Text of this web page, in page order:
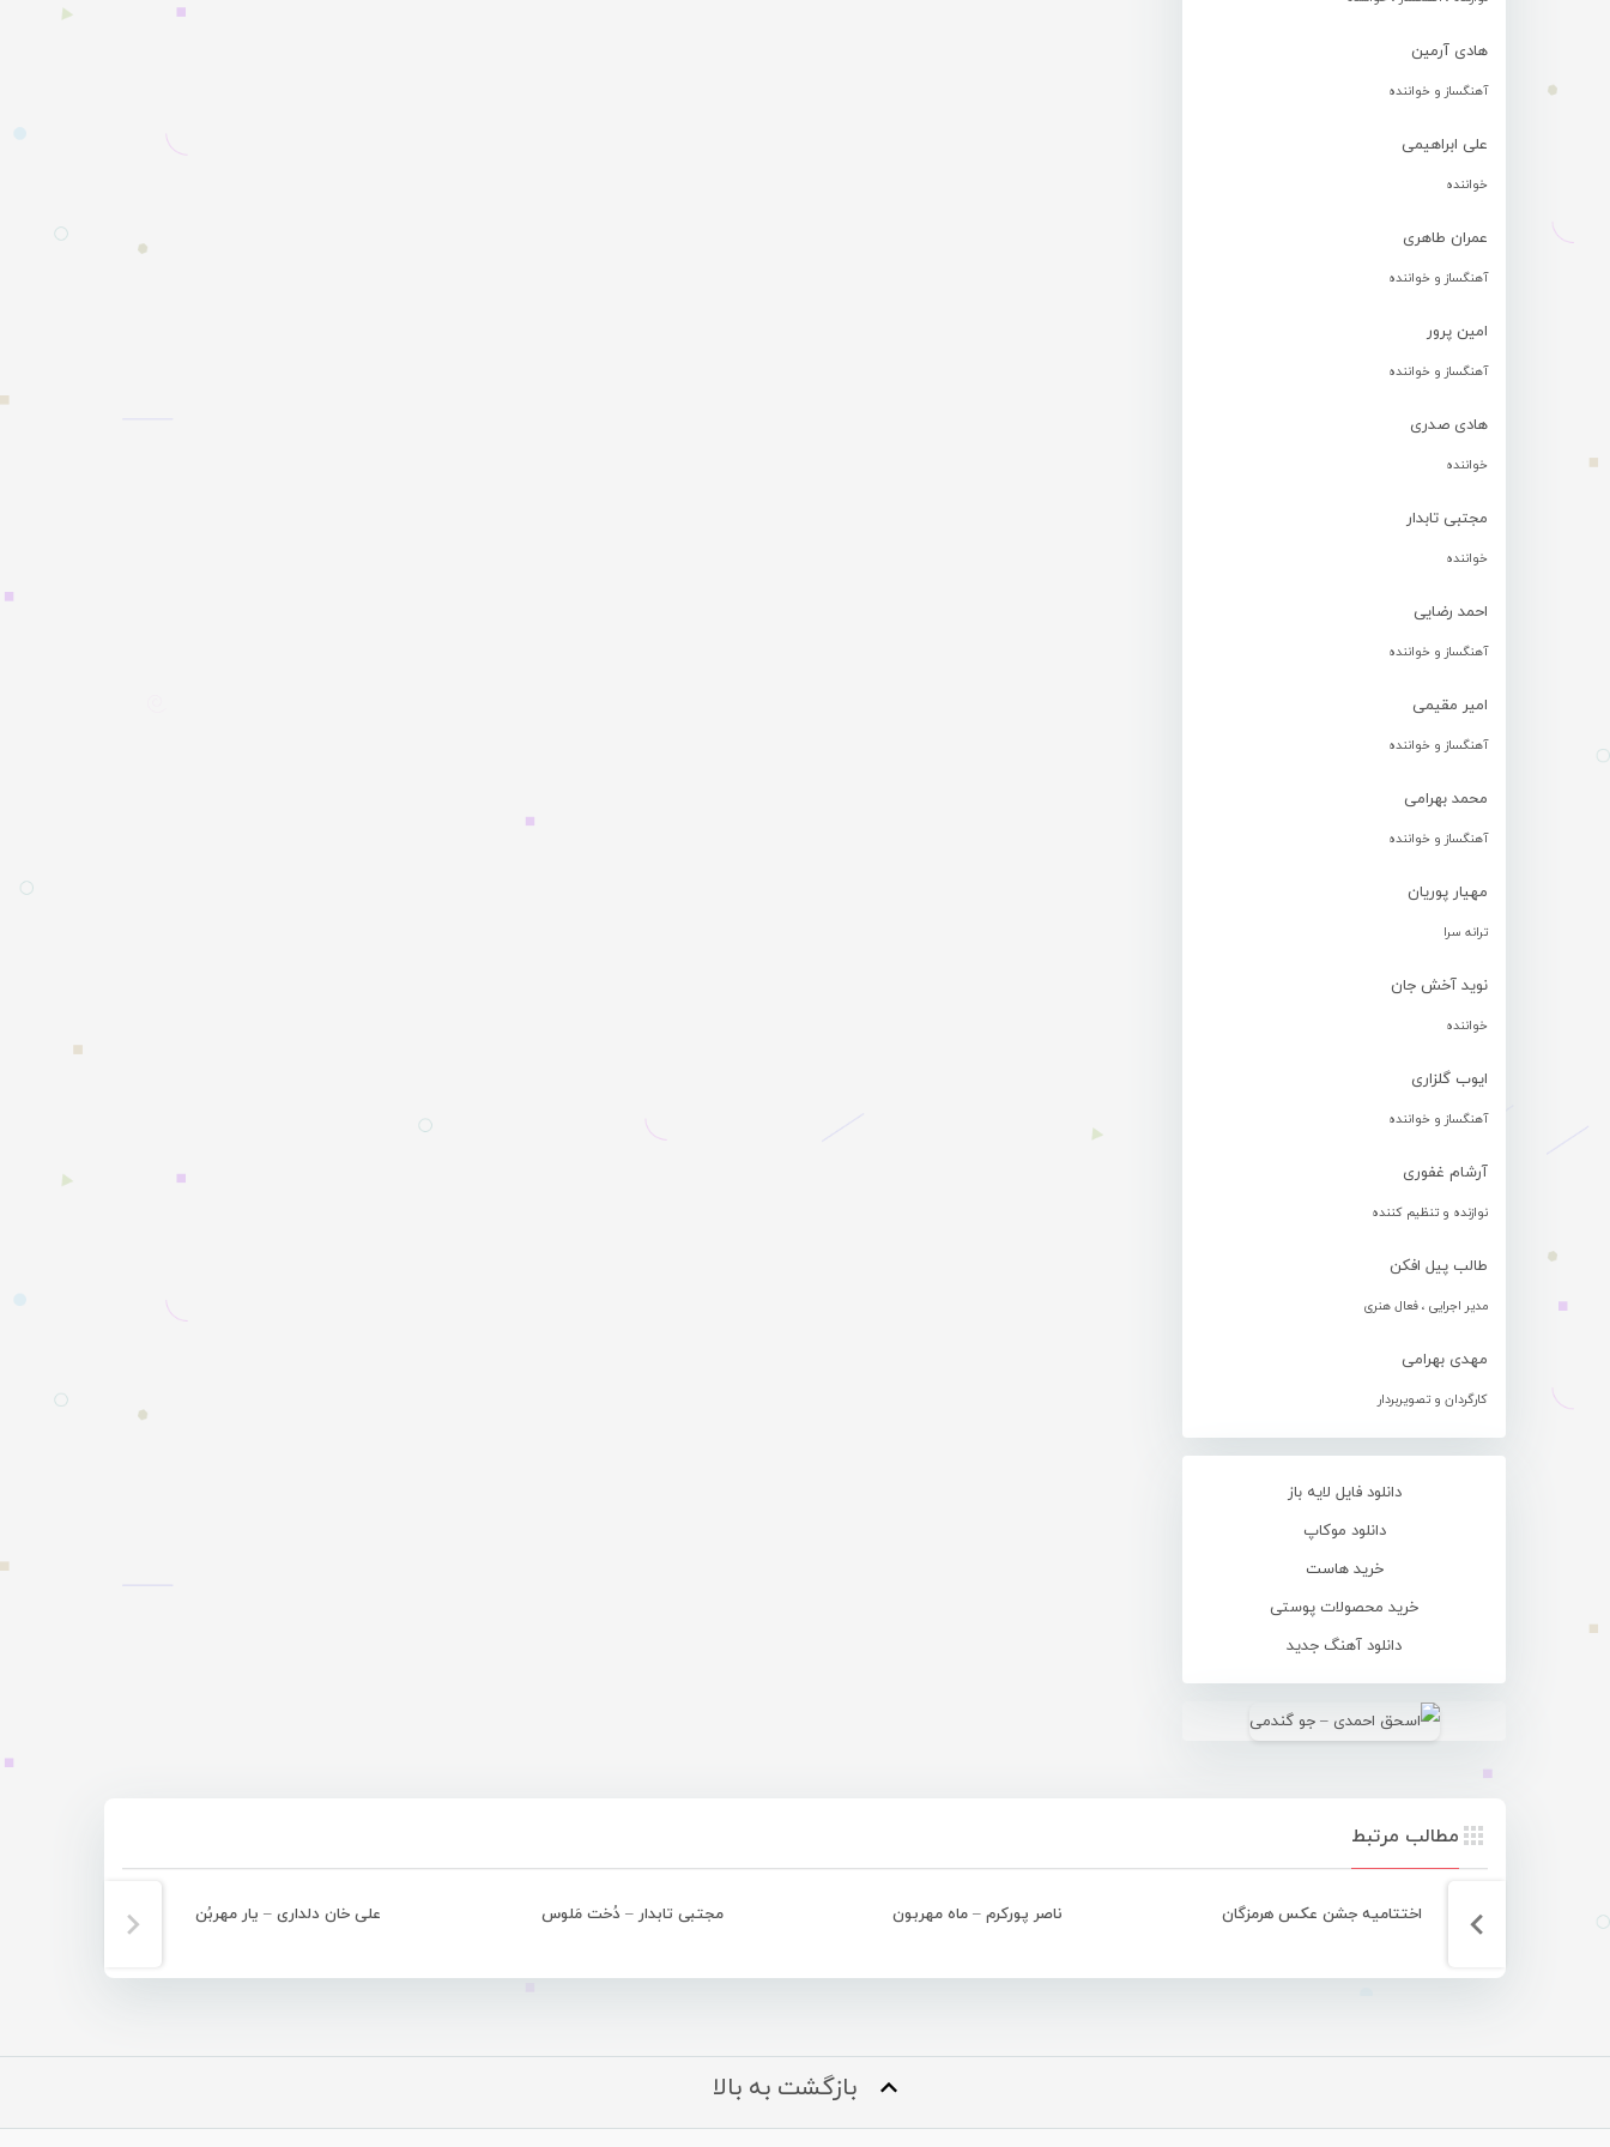
هادی آرمین
آهنگساز و خواننده
علی ابراهیمی
خواننده
عمران طاهری
آهنگساز و خواننده
امین پرور
آهنگساز و خواننده
هادی صدری
خواننده
مجتبی تابدار
خواننده
احمد رضایی
آهنگساز و خواننده
امیر مقیمی
آهنگساز و خواننده
محمد بهرامی
آهنگساز و خواننده
مهیار پوریان
ترانه سرا
نوید آخش جان
خواننده
ایوب گلزاری
آهنگساز و خواننده
آرشام غفوری
نوازنده و تنظیم کننده
طالب پیل افکن
مدیر اجرایی ، فعال هنری
مهدی بهرامی
کارگردان و تصویربردار
دانلود فایل لایه باز
دانلود موکاپ
خرید هاست
خرید محصولات پوستی
دانلود آهنگ جدید
مطالب مرتبط
اختتامیه جشن عکس هرمزگان ناصر پورکرم – ماه مهربون مجتبی تابدار – دُخت مَلوس علی خان دلداری – یار مهربُن
بازگشت به بالا